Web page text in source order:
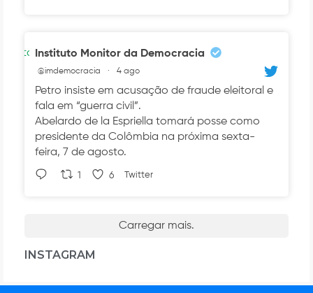
Avatar Instituto Monitor da Democracia
@imdemocracia · 4 ago
Petro insiste em acusação de fraude eleitoral e
fala em “guerra civil”.
Abelardo de la Espriella tomará posse como
presidente da Colômbia na próxima sexta-
feira, 7 de agosto.
1 6 Twitter
Carregar mais.
INSTAGRAM